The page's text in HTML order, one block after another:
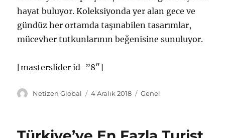
hayat buluyor. Koleksiyonda yer alan gece ve
gündüz her ortamda taşınabilen tasarımlar,
mücevher tutkunlarının beğenisine sunuluyor.
[masterslider id=”8″]
Y
r
Netizen Global
Y
n
4 Aralık 2018
K
g
Genel